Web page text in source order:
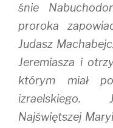
śnie
proroka
Judasz
Jeremiasza i
którym miał
izraelskiego.
Najświętszej